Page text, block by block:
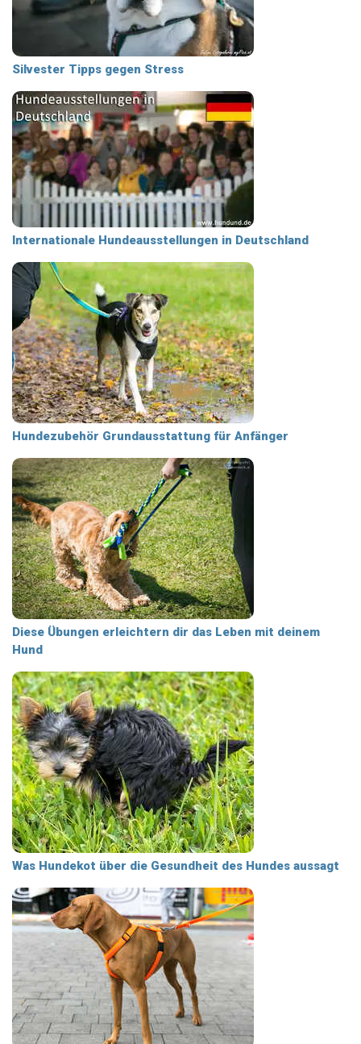
Silvester Tipps gegen Stress
Internationale Hundeausstellungen in Deutschland
Hundezubehör Grundausstattung für Anfänger
Diese Übungen erleichtern dir das Leben mit deinem
Hund
Was Hundekot über die Gesundheit des Hundes aussagt